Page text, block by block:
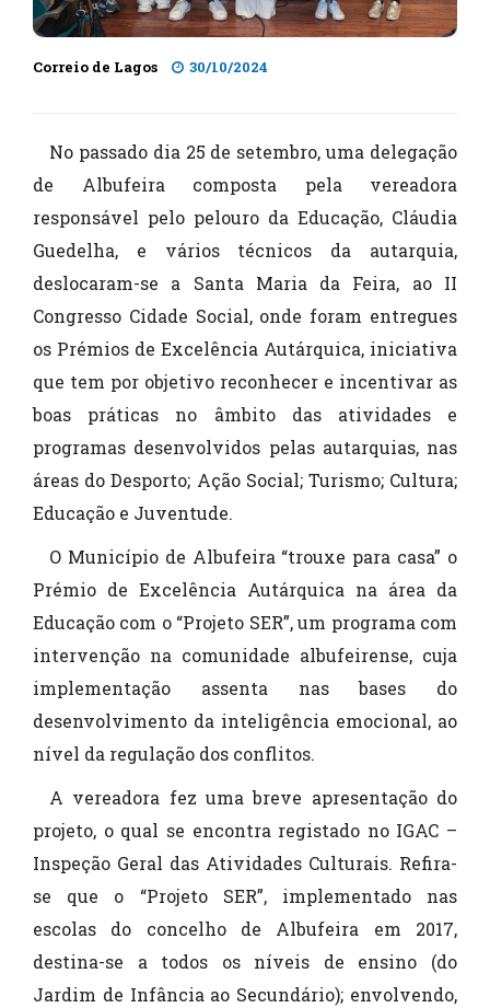
Correio de Lagos 30/10/2024
No passado dia 25 de setembro, uma delegação
de Albufeira composta pela vereadora
responsável pelo pelouro da Educação, Cláudia
Guedelha, e vários técnicos da autarquia,
deslocaram-se a Santa Maria da Feira, ao II
Congresso Cidade Social, onde foram entregues
os Prémios de Excelência Autárquica, iniciativa
que tem por objetivo reconhecer e incentivar as
boas práticas no âmbito das atividades e
programas desenvolvidos pelas autarquias, nas
áreas do Desporto; Ação Social; Turismo; Cultura;
Educação e Juventude.
O Município de Albufeira “trouxe para casa” o
Prémio de Excelência Autárquica na área da
Educação com o “Projeto SER”, um programa com
intervenção na comunidade albufeirense, cuja
implementação assenta nas bases do
desenvolvimento da inteligência emocional, ao
nível da regulação dos conflitos.
A vereadora fez uma breve apresentação do
projeto, o qual se encontra registado no IGAC –
Inspeção Geral das Atividades Culturais. Refira-
se que o “Projeto SER”, implementado nas
escolas do concelho de Albufeira em 2017,
destina-se a todos os níveis de ensino (do
Jardim de Infância ao Secundário); envolvendo,